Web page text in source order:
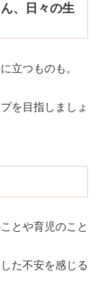
、日々の生
立つものも。
を目指しましょ
とや育児のこと
た不安を感じる